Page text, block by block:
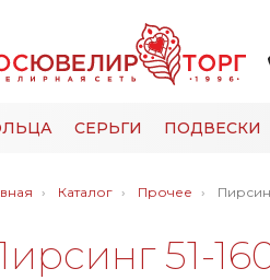
СЕРЬГИ ПОДВЕСКИ
Каталог Прочее
51-